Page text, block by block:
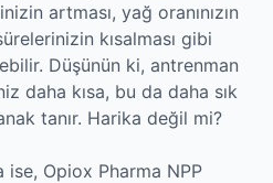
artması, yağ oranınızın
kısalması gibi
Düşünün ki, antrenman
daha kısa, bu da daha sık
tanır. Harika değil mi?
Opiox Pharma NPP